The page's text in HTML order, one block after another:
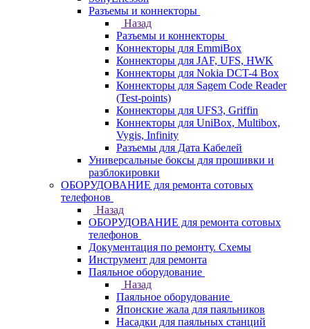
Разъемы и коннекторы
Назад
Разъемы и коннекторы
Коннекторы для EmmiBox
Коннекторы для JAF, UFS, HWK
Коннекторы для Nokia DCT-4 Box
Коннекторы для Sagem Code Reader
(Test-points)
Коннекторы для UFS3, Griffin
Коннекторы для UniBox, Multibox,
Vygis, Infinity
Разъемы для Дата Кабелей
Универсальные боксы для прошивки и
разблокировки
ОБОРУДОВАНИЕ для ремонта сотовых
телефонов
Назад
ОБОРУДОВАНИЕ для ремонта сотовых
телефонов
Документация по ремонту. Схемы
Инструмент для ремонта
Паяльное оборудование
Назад
Паяльное оборудование
Японские жала для паяльников
Насадки для паяльных станций